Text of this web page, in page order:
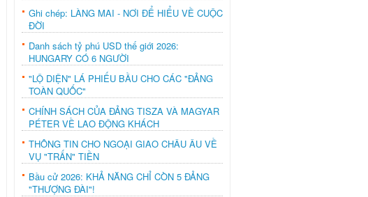
Ghi chép: LÀNG MAI - NƠI ĐỂ HIỂU VỀ CUỘC
ĐỜI
Danh sách tỷ phú USD thế giới 2026:
HUNGARY CÓ 6 NGƯỜI
"LỘ DIỆN" LÁ PHIẾU BẦU CHO CÁC "ĐẢNG
TOÀN QUỐC"
CHÍNH SÁCH CỦA ĐẢNG TISZA VÀ MAGYAR
PÉTER VỀ LAO ĐỘNG KHÁCH
THÔNG TIN CHO NGOẠI GIAO CHÂU ÂU VỀ
VỤ "TRẤN" TIỀN
Bầu cử 2026: KHẢ NĂNG CHỈ CÒN 5 ĐẢNG
"THƯỢNG ĐÀI"!